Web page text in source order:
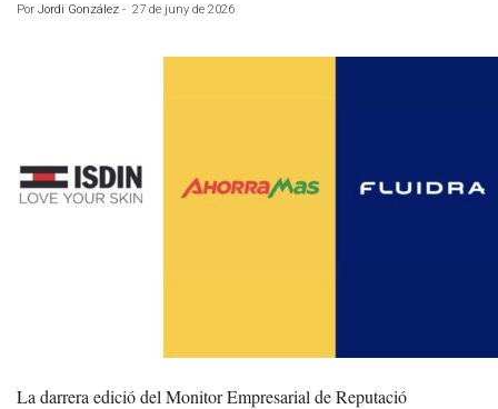
Por Jordi González - 27 de juny de 2026
La darrera edició del Monitor Empresarial de Reputació